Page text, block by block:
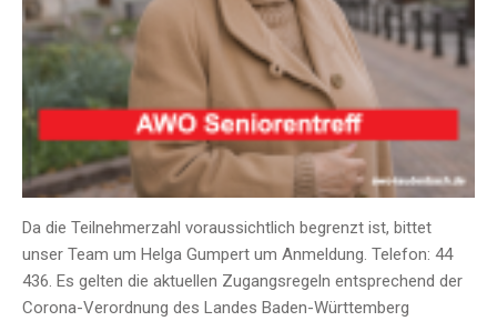
Da die Teilnehmerzahl voraussichtlich begrenzt ist, bittet
unser Team um Helga Gumpert um Anmeldung. Telefon: 44
436. Es gelten die aktuellen Zugangsregeln entsprechend der
Corona-Verordnung des Landes Baden-Württemberg